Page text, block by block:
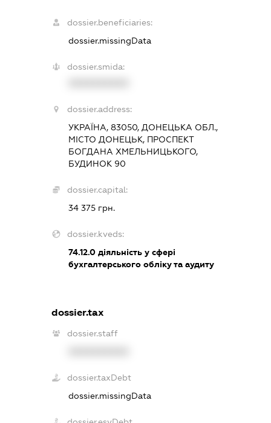
dossier.beneficiaries:
dossier.missingData
dossier.smida:
dossier.address:
УКРАЇНА, 83050, ДОНЕЦЬКА ОБЛ.,
МІСТО ДОНЕЦЬК, ПРОСПЕКТ
БОГДАНА ХМЕЛЬНИЦЬКОГО,
БУДИНОК 90
dossier.capital:
34 375 грн.
dossier.kveds:
74.12.0 діяльність у сфері
бухгалтерського обліку та аудиту
dossier.tax
dossier.staff
dossier.taxDebt
dossier.missingData